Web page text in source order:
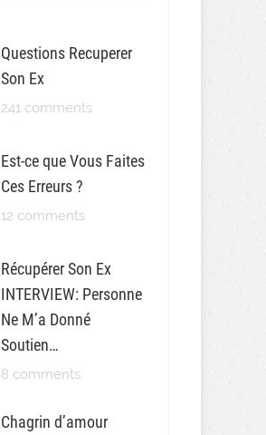
Questions Recuperer
Son Ex
241 comments
Est-ce que Vous Faites
Ces Erreurs ?
12 comments
Récupérer Son Ex
INTERVIEW: Personne
Ne M’a Donné
Soutien…
8 comments
Chagrin d’amour